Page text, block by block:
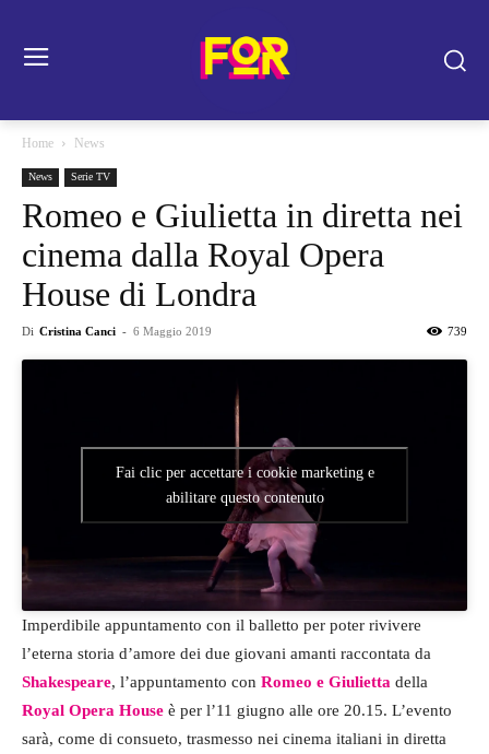
Home News
News Serie TV
Romeo e Giulietta in diretta nei
cinema dalla Royal Opera
House di Londra
Di Cristina Canci - 6 Maggio 2019 739
Fai clic per accettare i cookie marketing e
abilitare questo contenuto
Imperdibile appuntamento con il balletto per poter rivivere
l’eterna storia d’amore dei due giovani amanti raccontata da
Shakespeare, l’appuntamento con Romeo e Giulietta della
Royal Opera House è per l’11 giugno alle ore 20.15. L’evento
sarà, come di consueto, trasmesso nei cinema italiani in diretta